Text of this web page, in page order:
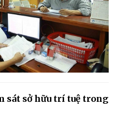
sát sở hữu trí tuệ trong